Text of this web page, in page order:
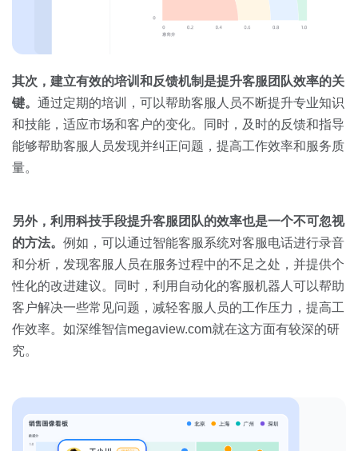
其次，建立有效的培训和反馈机制是提升客服团队效率的关
键。 通过定期的培训，可以帮助客服人员不断提升专业知识
和技能，适应市场和客户的变化。同时，及时的反馈和指导
能够帮助客服人员发现并纠正问题，提高工作效率和服务质
量。
另外，利用科技手段提升客服团队的效率也是一个不可忽视
的方法。 例如，可以通过智能客服系统对客服电话进行录音
和分析，发现客服人员在服务过程中的不足之处，并提供个
性化的改进建议。同时，利用自动化的客服机器人可以帮助
客户解决一些常见问题，减轻客服人员的工作压力，提高工
作效率。如深维智信megaview.com就在这方面有较深的研
究。